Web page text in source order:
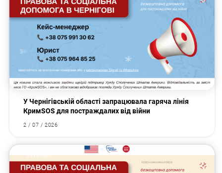
У Чернігівській області запрацювала гаряча лінія
КримSOS для постраждалих від війни
2 / 07 / 2026
Закупівлі